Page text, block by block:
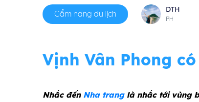
Cẩm nang du lịch DTH
PH
Vịnh Vân Phong
Nhắc đến Nha tranglà nhắc tới vùng